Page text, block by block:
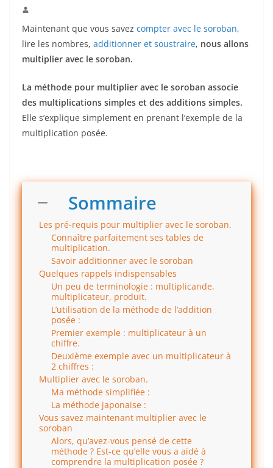
Maintenant que vous savez compter avec le soroban,
lire les nombres, additionner et soustraire, nous allons
multiplier avec le soroban.
La méthode pour multiplier avec le soroban associe
des multiplications simples et des additions simples.
Elle s’explique simplement en prenant l’exemple de la
multiplication posée.
Sommaire
Les pré-requis pour multiplier avec le soroban.
Connaître parfaitement ses tables de
multiplication.
Savoir additionner avec le soroban
Quelques rappels indispensables
Un peu de terminologie : multiplicande,
multiplicateur, produit.
L’utilisation de la méthode de l’addition
posée :
Premier exemple : multiplicateur à un
chiffre.
Deuxième exemple avec un multiplicateur à
2 chiffres :
Multiplier avec le soroban.
Ma méthode simplifiée :
La méthode japonaise :
Vous savez maintenant multiplier avec le
soroban
Alors, qu’avez-vous pensé de cette
méthode ? Est-ce qu’elle vous a aidé à
comprendre la multiplication posée ?